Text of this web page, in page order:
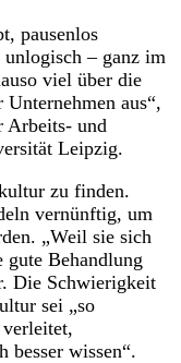
pausenlos
– ganz im
viel über die
aus“,
Arbeits- und
Leipzig.
zu finden.
vernünftig, um
„Weil sie sich
gute Behandlung
Die Schwierigkeit
sei „so
besser wissen“.